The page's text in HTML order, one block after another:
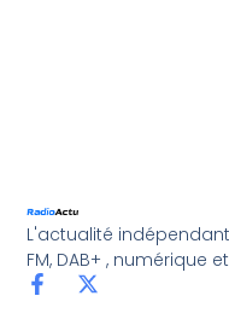
L'actualité
FM, DAB+ , numérique